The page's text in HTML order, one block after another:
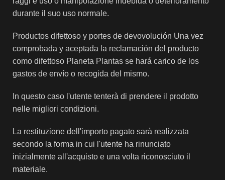
durante il suo uso normale.
Productos difettoso y portes de devovolución Una vez
comprobada y aceptada la reclamación del producto
como difettoso Planeta Plantas se hará carico de los
gastos de envío o recogida del mismo.
In questo caso l'utente tenterà di prendere il prodotto
nelle migliori condizioni.
La restituzione dell'importo pagato sarà realizzata
secondo la forma in cui l'utente ha rinunciato
inizialmente all'acquisto e una volta riconosciuto il
materiale.